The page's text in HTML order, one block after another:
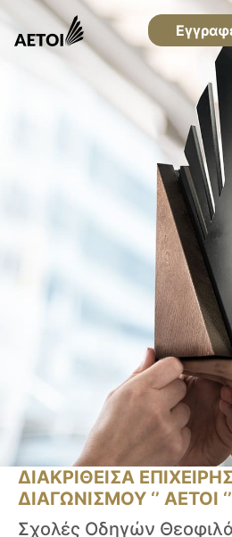
ΔΙΑΚΡΙΘΕΙΣΑ
ΔΙΑΓΩΝΙΣΜΟΥ ‘’ ΑΕΤΟΙ ‘’
Σχολές Οδηγών